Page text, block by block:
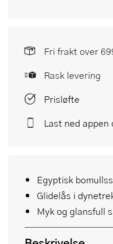
Egyptisk
Glidelås i
Myk og glansfull
Fri frakt over
Rask levering
Prisløfte
Last ned appen